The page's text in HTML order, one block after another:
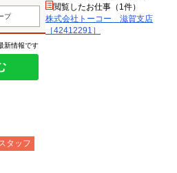
プ
新情報です
タッフ
閲覧したお仕事（1件）
株式会社トーコー 滋賀支店
［42412291］